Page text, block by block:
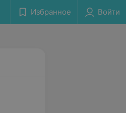
Избранное Войти